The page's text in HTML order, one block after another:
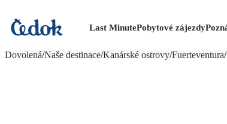
Last MinutePobytové zájezdy
Dovolená/Naše destinace/Kanárské ostrovy/Fuerteventura/